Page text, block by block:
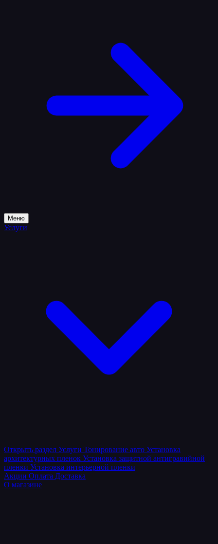
Меню
Услуги
Открыть раздел Услуги Тонирование авто Установка
архитектурных пленок Установка защитной антигравийной
пленки Установка интерьерной пленки
Акции Оплата Доставка
О магазине